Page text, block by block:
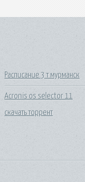
Расписание 3 т мурманск
Acronis os selector 11
скачать торрент